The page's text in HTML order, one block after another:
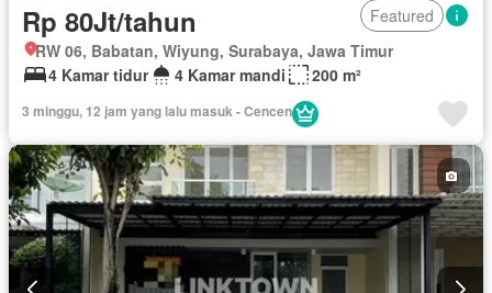
Rp 80Jt/tahun
Featured
RW 06, Babatan, Wiyung, Surabaya, Jawa Timur
4 Kamar tidur
4 Kamar mandi 200 m²
3 minggu, 12 jam yang lalu masuk - Cencen